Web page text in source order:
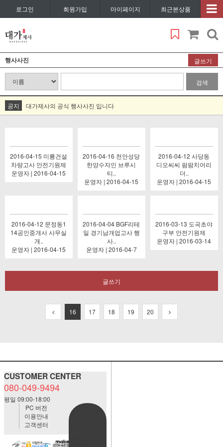
로그인 회원가입 마이페이지 최근본상품
행사사진 글쓰기
검색
공지 대가제사의 공식 행사사진 입니다
2016-04-15 미룡건설
차량고사 안전기원제
운영자 | 2016-04-15
2016-04-16 천안성당
한양수자인 브루시
티..
운영자 | 2016-04-15
2016-04-12 사당동
디오씨씨 팜팜치어리
더..
운영자 | 2016-04-15
2016-04-12 문정동1
14공인중개사 사무실
개..
운영자 | 2016-04-15
2016-04-04 BGF리테
일 경기남개업고사 행
사..
운영자 | 2016-04-7
2016-03-13 도곡초야
구부 안전기원제
운영자 | 2016-03-14
글쓰기
16 17 18 19 20
CUSTOMER CENTER
080-049-9494
평일 09:00-18:00
PC 버전
이용안내
고객센터